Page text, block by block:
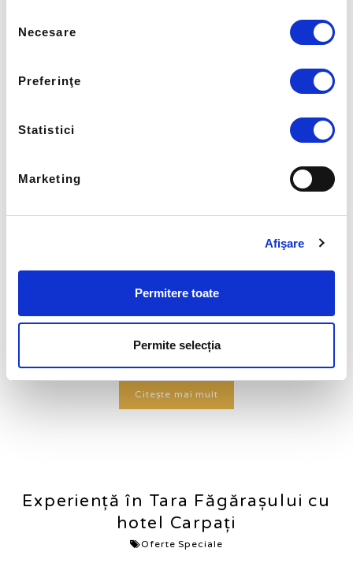
de Cookie. Prin continuarea navigării pe site-ul nostru
conform Politicii de Cookie. Nu uita totuși că poți modifica
în orice moment setările acestor fişiere cookie urmând
consimțământului
Necesare
Preferinţe
Statistici
Marketing
Afişare
Permitere toate
Permite selecția
Citește mai mult
Experiență în Tara Făgărașului cu
hotel Carpați
Oferte Speciale